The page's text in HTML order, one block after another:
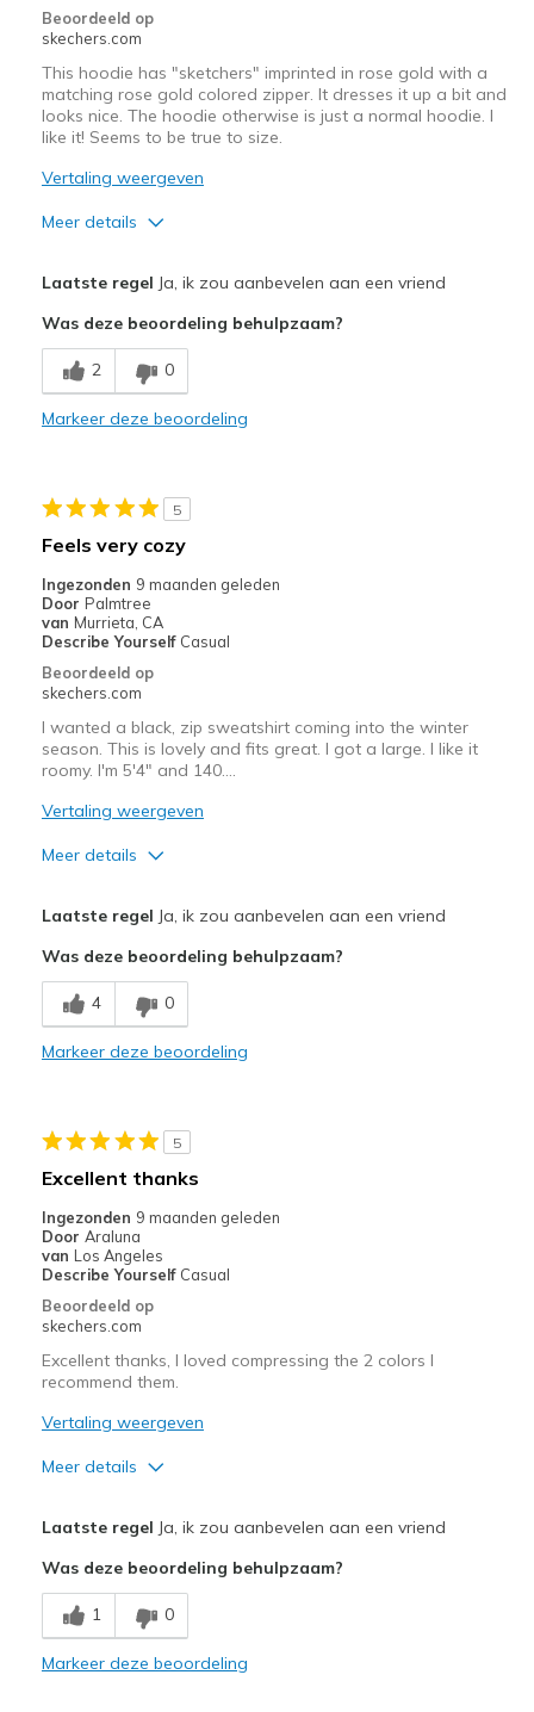
View On Shoes
Beoordeeld op
skechers.com
This hoodie has "sketchers" imprinted in rose gold with a
matching rose gold colored zipper. It dresses it up a bit and
looks nice. The hoodie otherwise is just a normal hoodie. I
like it! Seems to be true to size.
Vertaling weergeven
Meer details
Comfortable
Stylish
View On Shoes
Laatste regel Ja, ik zou aanbevelen aan een vriend
Was deze beoordeling behulpzaam?
2 0
Markeer deze beoordeling
5
Feels very cozy
Ingezonden 9 maanden geleden
Door Palmtree
van Murrieta, CA
Describe Yourself Casual
Beoordeeld op
skechers.com
I wanted a black, zip sweatshirt coming into the winter
season. This is lovely and fits great. I got a large. I like it
roomy. I'm 5'4" and 140….
Vertaling weergeven
Meer details
Comfortable
Stylish
Going Out
Travel
Width
Sizing
View On Shoes
Shoes are for Wearing
Laatste regel Ja, ik zou aanbevelen aan een vriend
Was deze beoordeling behulpzaam?
4 0
Markeer deze beoordeling
5
Excellent thanks
Ingezonden 9 maanden geleden
Door Araluna
van Los Angeles
Describe Yourself Casual
Beoordeeld op
skechers.com
Excellent thanks, I loved compressing the 2 colors I
recommend them.
Vertaling weergeven
Meer details
Comfortable
Durable
Laatste regel Ja, ik zou aanbevelen aan een vriend
Was deze beoordeling behulpzaam?
1 0
Markeer deze beoordeling